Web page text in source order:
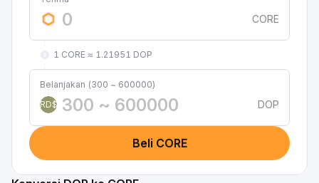
CORE
1 CORE ≈ 1.21951 DOP
Belanjakan (300 ~ 600000)
RD$
DOP
Beli CORE